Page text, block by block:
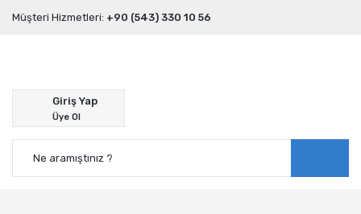
Müşteri Hizmetleri: +90 (543) 330 10 56
Giriş Yap
Üye Ol